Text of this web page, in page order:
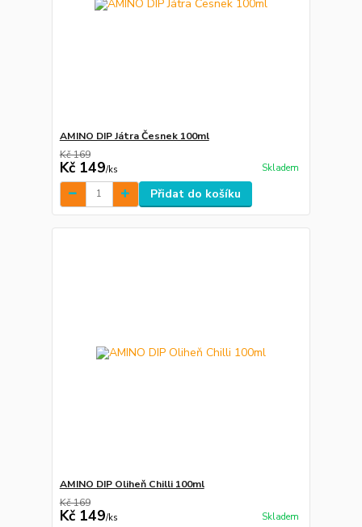
AMINO DIP Játra Česnek 100ml
Kč 169
Kč 149/ks Skladem
Přidat do košíku
AMINO DIP Oliheň Chilli 100ml
Kč 169
Kč 149/ks Skladem